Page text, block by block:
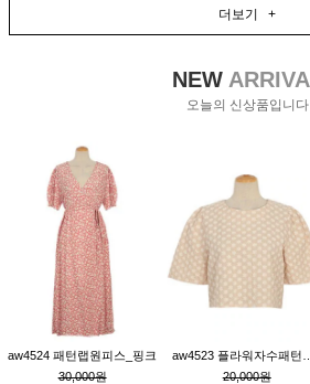
더보기 +
NEW
오늘의 신상품입니다
aw4524 패턴랩원피스_핑크
30,000원
20,000원